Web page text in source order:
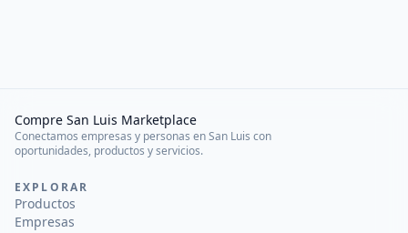
Compre San Luis Marketplace
Conectamos empresas y personas en San Luis con
oportunidades, productos y servicios.
EXPLORAR
Productos
Empresas